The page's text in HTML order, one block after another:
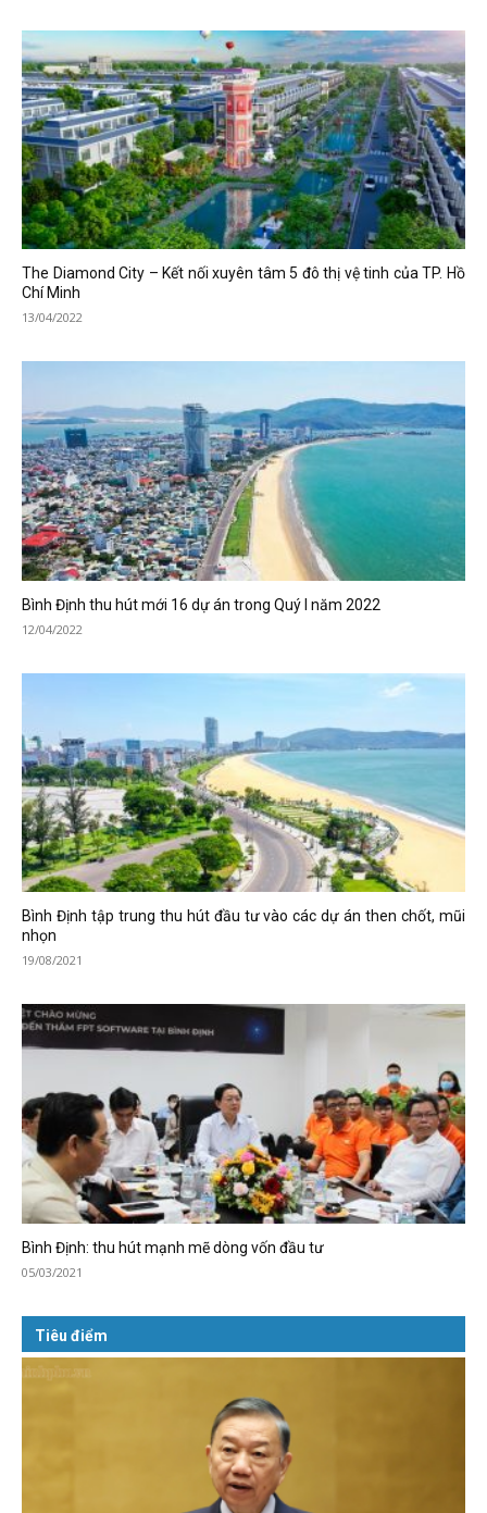
The Diamond City – Kết nối xuyên tâm 5 đô thị vệ tinh của TP. Hồ
Chí Minh
13/04/2022
Bình Định thu hút mới 16 dự án trong Quý I năm 2022
12/04/2022
Bình Định tập trung thu hút đầu tư vào các dự án then chốt, mũi
nhọn
19/08/2021
Bình Định: thu hút mạnh mẽ dòng vốn đầu tư
05/03/2021
Tiêu điểm